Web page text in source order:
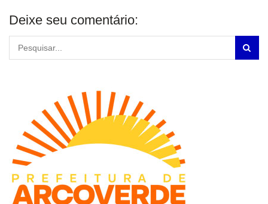
Deixe seu comentário: